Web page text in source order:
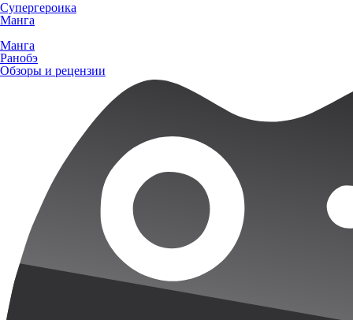
Супергероика
Манга
Манга
Ранобэ
Обзоры и рецензии